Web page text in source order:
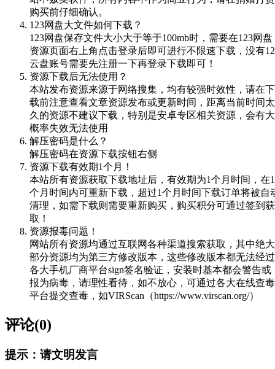
购买前仔细确认。
123网盘大文件如何下载？
123网盘保存文件大小大于等于100mb时，需要在123网盘
资源页面右上角点击登录后即可进行不限速下载，没有
云盘账号需要先注册一下再登录下载即可！
资源下载后无法使用？
本站发布资源来源于网络搜集，均有较强时效性，请在下
载前注意查看文章资源发布或更新时间，距离当前时间太
久的资源不建议下载，特别是安卓专区相关资源，会有大
概率失效无法使用
解压密码是什么？
解压密码在资源下载按钮右侧
资源下载有效期1个月！
本站所有资源获取下载地址后，有效期为1个月时间，在1
个月时间内可重新下载，超过1个月时间下载订单将被自
清理，如需下载则需要重新购买，购买积分可通过签到获
取！
资源报毒问题！
网站所有资源均通过互联网各种渠道搜索获取，其中绝大
部分资源均为第三方修改版本，这些修改版本都无法经过
各大手机厂商平台sign签名验证，安装时基本都会警告或
报为病毒，请理性看待，如不放心，可通过各大在线查毒
平台提交查毒，如VIRScan（https://www.virscan.org/）
评论(0)
提示：请文明发言